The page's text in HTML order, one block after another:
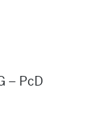
– PcD